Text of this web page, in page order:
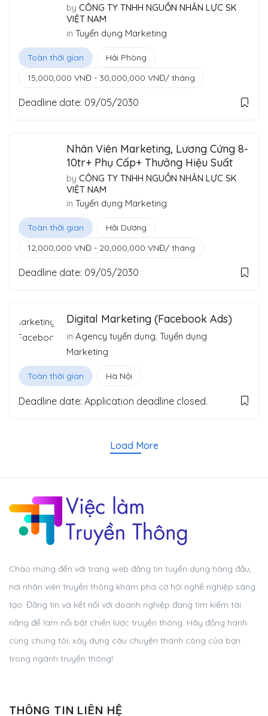
by CÔNG TY TNHH NGUỒN NHÂN LỰC SK
VIỆT NAM
in Tuyển dụng Marketing
Toàn thời gian
Hải Phòng
15,000,000 VNĐ - 30,000,000 VNĐ/ tháng
Deadline date: 09/05/2030
Nhân Viên Marketing, Lương Cứng 8-
10tr+ Phụ Cấp+ Thưởng Hiệu Suất
by CÔNG TY TNHH NGUỒN NHÂN LỰC SK
VIỆT NAM
in Tuyển dụng Marketing
Toàn thời gian
Hải Dương
12,000,000 VNĐ - 20,000,000 VNĐ/ tháng
Deadline date: 09/05/2030
Digital Marketing (Facebook Ads)
in Agency tuyển dụng, Tuyển dụng
Marketing
Toàn thời gian Hà Nội
Deadline date: Application deadline closed.
Load More
Chào mừng đến với trang web đăng tin tuyển dụng hàng đầu,
nơi nhân viên truyền thông khám phá cơ hội nghề nghiệp sáng
tạo. Đăng tin và kết nối với doanh nghiệp đang tìm kiếm tài
năng để làm nổi bật chiến lược truyền thông. Hãy đồng hành
cùng chúng tôi, xây dựng câu chuyện thành công của bạn
trong ngành truyền thông!
THÔNG TIN LIÊN HỆ